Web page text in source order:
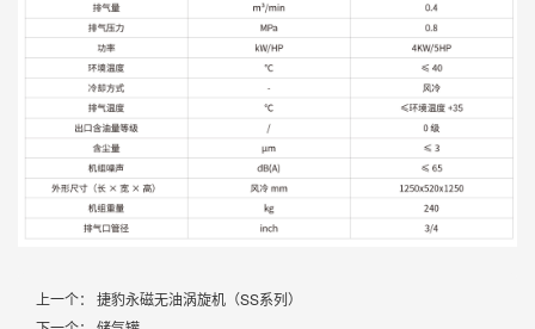
上一个： 捷豹永磁无油涡旋机（SS系列）